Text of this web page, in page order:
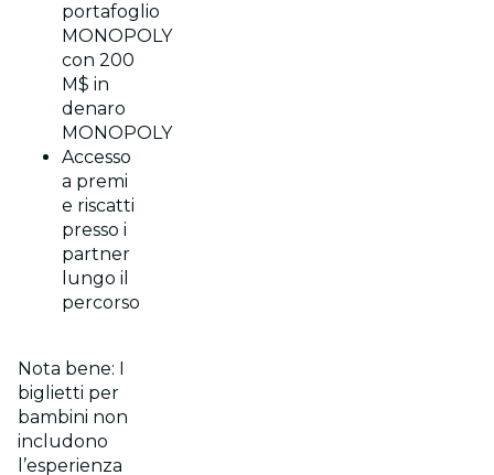
portafoglio
MONOPOLY
con 200
M$ in
denaro
MONOPOLY
Accesso
a premi
e riscatti
presso i
partner
lungo il
percorso
Nota bene: I
biglietti per
bambini non
includono
l’esperienza